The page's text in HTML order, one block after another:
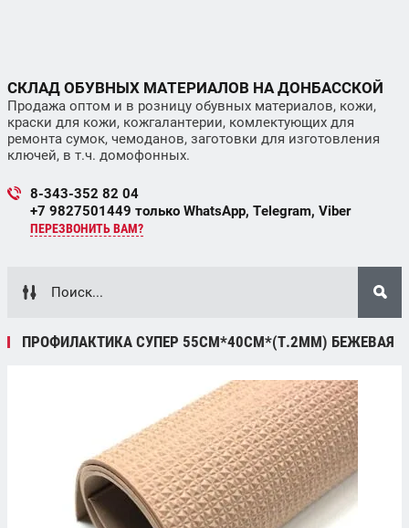
СКЛАД ОБУВНЫХ МАТЕРИАЛОВ НА ДОНБАССКОЙ
Продажа оптом и в розницу обувных материалов, кожи,
краски для кожи, кожгалантерии, комлектующих для
ремонта сумок, чемоданов, заготовки для изготовления
ключей, в т.ч. домофонных.
8-343-352 82 04
+7 9827501449 только WhatsApp, Telegram, Viber
ПЕРЕЗВОНИТЬ ВАМ?
ПРОФИЛАКТИКА СУПЕР 55СМ*40СМ*(Т.2ММ) БЕЖЕВАЯ